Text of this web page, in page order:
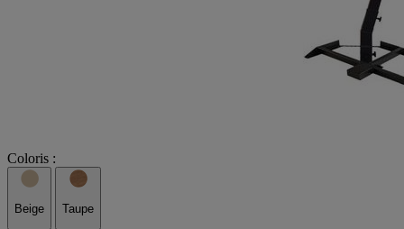
Coloris :
Beige Taupe